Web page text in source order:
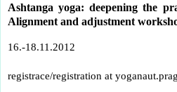
Ashtanga yoga: deepening the
Alignment and adjustment
16.-18.11.2012
registrace/registration at